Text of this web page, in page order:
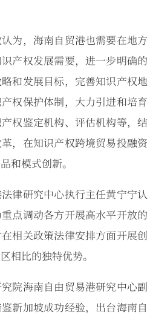
为，海南自贸港也需要在地方
产权发展需要，进一步明确的
和发展目标，完善知识产权地
权保护体制，大力引进和培育
权鉴定机构、评估机构等，结
，在知识产权跨境贸易投融资
和模式创新。
律研究中心执行主任黄宁宁认
点调动各方开展高水平开放的
相关政策法律安排方面开展创
相比的独特优势。
院海南自由贸易港研究中心副
新加坡成功经验，出台海南自